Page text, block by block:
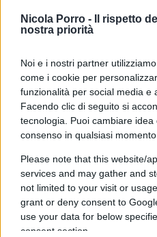
Nicola Porro -
Il rispetto
nostra priorità
Noi e i nostri partner
come i cookie per
funzionalità per social media e
Facendo clic di seguito si
tecnologia. Puoi cambiare
consenso in qualsiasi
Please note that this website/
services and may gather and
not limited to your visit or
grant or deny consent to
use your data for below
consent section.